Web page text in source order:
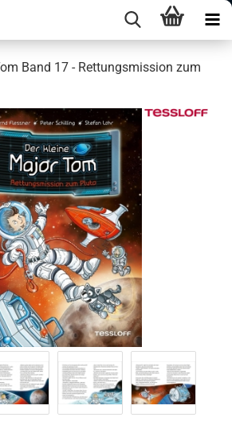
Band 17 - Ret­tungs­mis­si­on zum